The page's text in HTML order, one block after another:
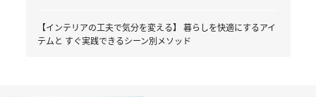
【インテリアの工夫で気分を変える】 暮らしを快適にするアイ
テムと すぐ実践できるシーン別メソッド